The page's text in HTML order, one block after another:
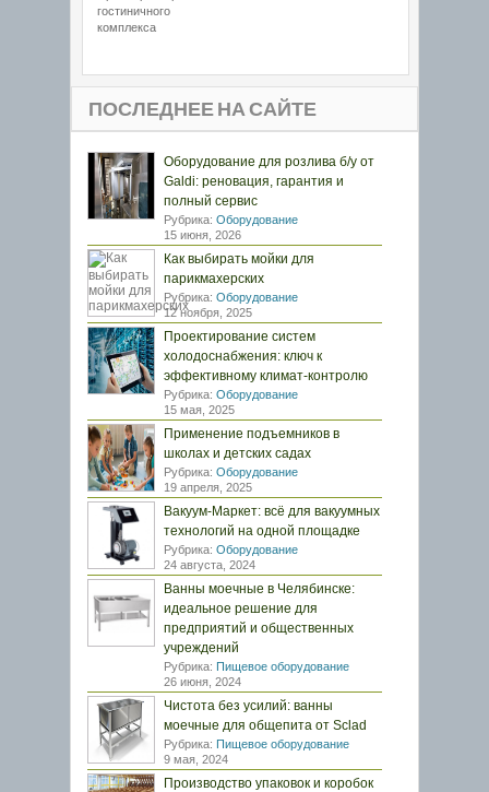
гостиничного
комплекса
ПОСЛЕДНЕЕ НА САЙТЕ
Оборудование для розлива б/у от
Galdi: реновация, гарантия и
полный сервис
Рубрика: Оборудование
15 июня, 2026
Как выбирать мойки для
парикмахерских
Рубрика: Оборудование
12 ноября, 2025
Проектирование систем
холодоснабжения: ключ к
эффективному климат-контролю
Рубрика: Оборудование
15 мая, 2025
Применение подъемников в
школах и детских садах
Рубрика: Оборудование
19 апреля, 2025
Вакуум-Маркет: всё для вакуумных
технологий на одной площадке
Рубрика: Оборудование
24 августа, 2024
Ванны моечные в Челябинске:
идеальное решение для
предприятий и общественных
учреждений
Рубрика: Пищевое оборудование
26 июня, 2024
Чистота без усилий: ванны
моечные для общепита от Sclad
Рубрика: Пищевое оборудование
9 мая, 2024
Производство упаковок и коробок